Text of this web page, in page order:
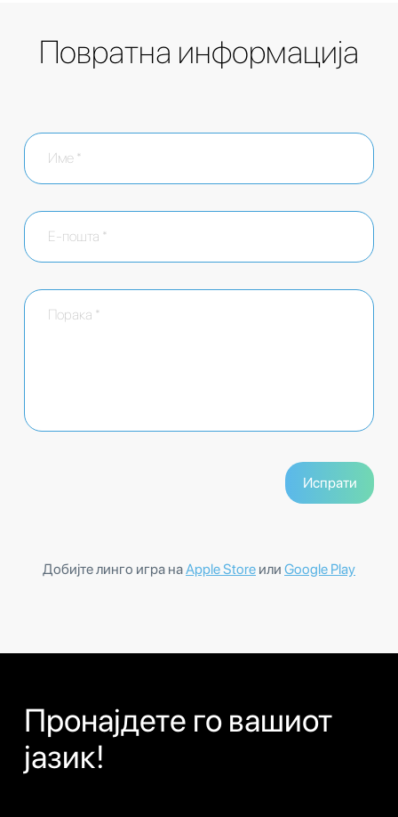
Повратна информација
Добијте линго игра наApple Store или Google Play
Пронајдете го вашиот
јазик!